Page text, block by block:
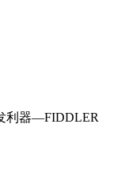
利器—FIDDLER